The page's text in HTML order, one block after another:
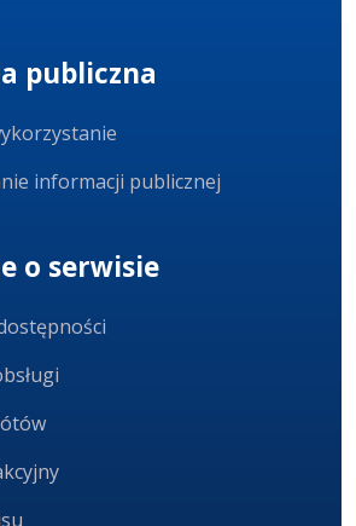
publiczna
informacji publicznej
o serwisie